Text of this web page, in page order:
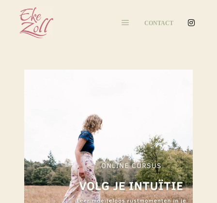
CONTACT